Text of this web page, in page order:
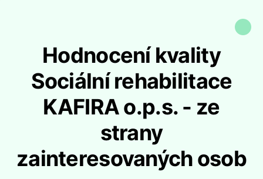
Hodnocení kvality
Sociální rehabilitace
KAFIRA o.p.s. - ze
strany
zainteresovaných osob